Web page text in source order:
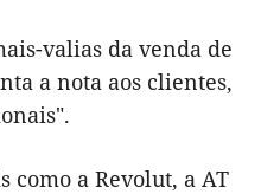
valias da venda de
a nota aos clientes,
como a Revolut, a AT